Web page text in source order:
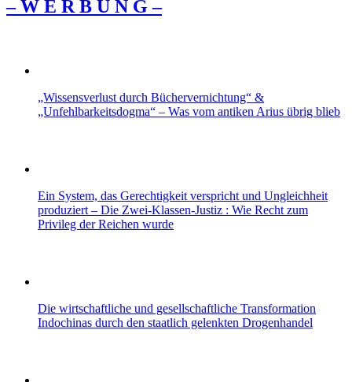
– W Ε R Β U Ν G –
„Wissensverlust durch Büchervernichtung“ &
„Unfehlbarkeitsdogma“ – Was vom antiken Arius übrig blieb
Ein System, das Gerechtigkeit verspricht und Ungleichheit
produziert – Die Zwei-Klassen-Justiz : Wie Recht zum
Privileg der Reichen wurde
Die wirtschaftliche und gesellschaftliche Transformation
Indochinas durch den staatlich gelenkten Drogenhandel